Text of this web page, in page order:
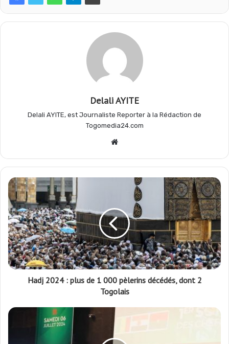
b s
a
m
Delali AYITE
Delali AYITE, est Journaliste Reporter à la Rédaction de
Togomedia24.com
Website
Hadj 2024 : plus de 1 000 pèlerins décédés, dont 2
Togolais